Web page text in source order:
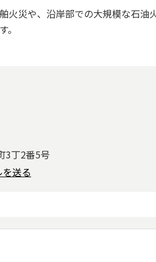
火災や、沿岸部での大規模な石油
3丁2番5号
送る